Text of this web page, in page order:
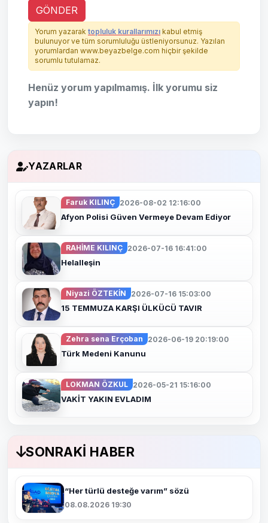
GÖNDER
Yorum yazarak topluluk kurallarımızı kabul etmiş
bulunuyor ve tüm sorumluluğu üstleniyorsunuz. Yazılan
yorumlardan www.beyazbelge.com hiçbir şekilde
sorumlu tutulamaz.
Henüz yorum yapılmamış. İlk yorumu siz
yapın!
YAZARLAR
Faruk KILINÇ 2026-08-02 12:16:00
Afyon Polisi Güven Vermeye Devam Ediyor
RAHİME KILINÇ 2026-07-16 16:41:00
Helalleşin
Niyazi ÖZTEKİN 2026-07-16 15:03:00
15 TEMMUZA KARŞI ÜLKÜCÜ TAVIR
Zehra sena Erçoban 2026-06-19 20:19:00
Türk Medeni Kanunu
LOKMAN ÖZKUL 2026-05-21 15:16:00
VAKİT YAKIN EVLADIM
SONRAKI HABER
“Her türlü desteğe varım” sözü
08.08.2026 19:30